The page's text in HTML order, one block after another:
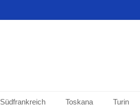
Südfrankreich Toskana Turin